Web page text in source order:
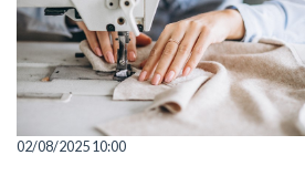
02/08/2025 10:00